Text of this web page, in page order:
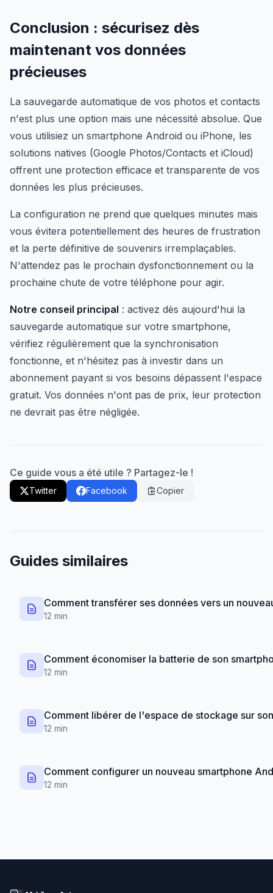
Conclusion : sécurisez dès
maintenant vos données
précieuses
La sauvegarde automatique de vos photos et contacts
n'est plus une option mais une nécessité absolue. Que
vous utilisiez un smartphone Android ou iPhone, les
solutions natives (Google Photos/Contacts et iCloud)
offrent une protection efficace et transparente de vos
données les plus précieuses.
La configuration ne prend que quelques minutes mais
vous évitera potentiellement des heures de frustration
et la perte définitive de souvenirs irremplaçables.
N'attendez pas le prochain dysfonctionnement ou la
prochaine chute de votre téléphone pour agir.
Notre conseil principal : activez dès aujourd'hui la
sauvegarde automatique sur votre smartphone,
vérifiez régulièrement que la synchronisation
fonctionne, et n'hésitez pas à investir dans un
abonnement payant si vos besoins dépassent l'espace
gratuit. Vos données n'ont pas de prix, leur protection
ne devrait pas être négligée.
Ce guide vous a été utile ? Partagez-le !
Twitter Facebook Copier
Guides similaires
Comment transférer ses données vers un
12 min
Comment économiser la batterie de son
12 min
Comment libérer de l'espace de stockage sur
12 min
Comment configurer un nouveau smartphone
12 min